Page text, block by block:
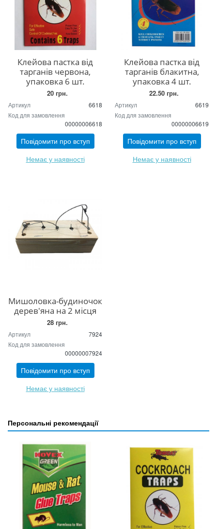
Клейова пастка від
тарганів червона,
упаковка 6 шт.
20 грн.
Артикул
6618
Код для замовлення
00000006618
Повідомити про вступ
Немає у наявності
Клейова пастка від
тарганів блакитна,
упаковка 4 шт.
22.50 грн.
Артикул
6619
Код для замовлення
00000006619
Повідомити про вступ
Немає у наявності
Мишоловка-будиночок
дерев'яна на 2 місця
28 грн.
Артикул
7924
Код для замовлення
00000007924
Повідомити про вступ
Немає у наявності
Персональні рекомендації